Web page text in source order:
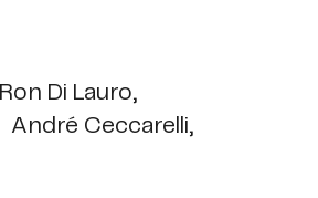
Ron Di Lauro,
André Ceccarelli,